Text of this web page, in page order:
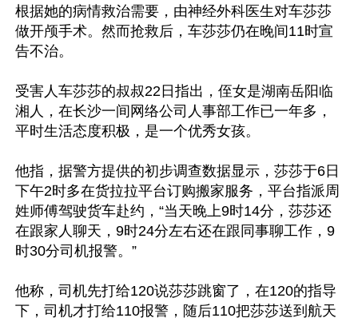
根据她的病情救治需要，由神经外科医生对车莎莎
做开颅手术。然而抢救后，车莎莎仍在晚间11时宣
告不治。
受害人车莎莎的叔叔22日指出，侄女是湖南岳阳临
湘人，在长沙一间网络公司人事部工作已一年多，
平时生活态度积极，是一个优秀女孩。
他指，据警方提供的初步调查数据显示，莎莎于6日
下午2时多在货拉拉平台订购搬家服务，平台指派周
姓师傅驾驶货车赴约，“当天晚上9时14分，莎莎还
在跟家人聊天，9时24分左右还在跟同事聊工作，9
时30分司机报警。”
他称，司机先打给120说莎莎跳窗了，在120的指导
下，司机才打给110报警，随后110把莎莎送到航天